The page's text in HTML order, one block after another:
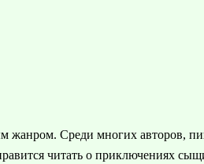
жанром. Среди многих авторов,
читать о приключениях